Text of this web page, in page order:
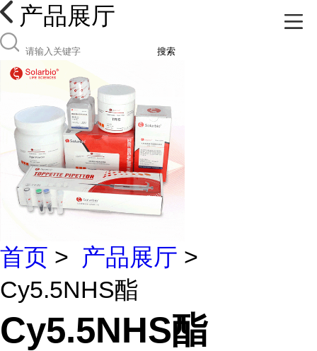
产品展厅
搜索
首页 > 产品展厅 >
Cy5.5NHS酯
Cy5.5NHS酯